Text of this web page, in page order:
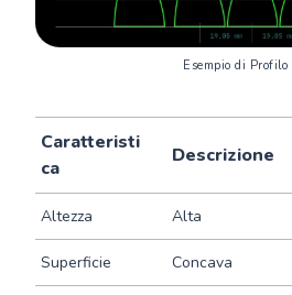
Esempio di Profilo
Caratteristi
ca
Descrizione
Altezza Alta
Superficie Concava